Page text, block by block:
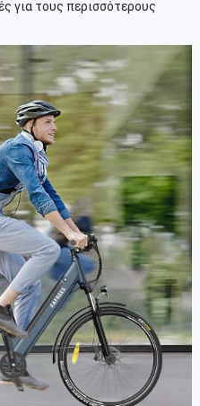
για τους περισσότερους